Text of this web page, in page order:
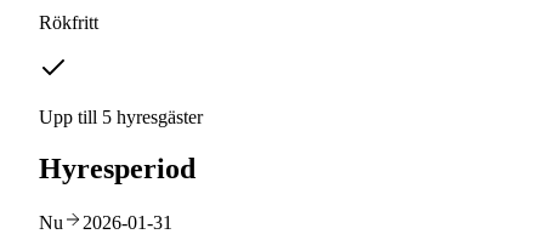
Rökfritt
Upp till 5 hyresgäster
Hyresperiod
Nu 2026-01-31